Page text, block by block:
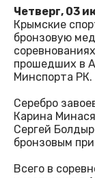
Четверг, 03
Крымские
бронзовую
прошедших в
Минспорта РК.
Серебро
Карина
Сергей
бронзовым
Всего в